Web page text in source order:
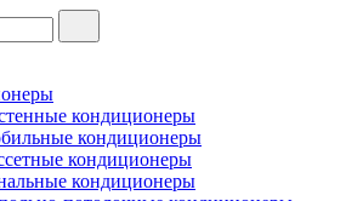
кондиционеры
кондиционеры
кондиционеры
кондиционеры